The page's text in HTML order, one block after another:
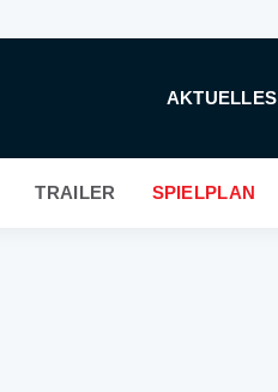
AKTUELLES
TRAILER SPIELPLAN